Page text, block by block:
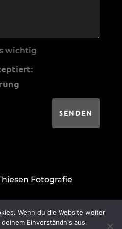
wichtig
SENDEN
Fotografie
| DATENSCHUTZ
Wenn du die Website weiter
Einverständnis aus.